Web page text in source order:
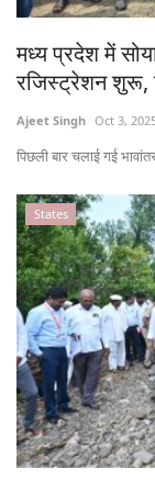
मध्य प्रदेश में
रजिस्ट्रेशन शुरू,
Ajeet Singh Oct 3,
पिछली बार चलाई गई
States